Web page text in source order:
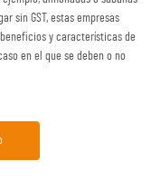
sin GST, estas empresas
y características de
en el que se deben o no